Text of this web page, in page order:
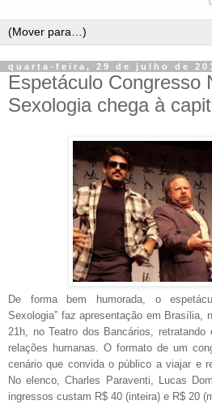
quarta-feira, 29 de julho de
Espetáculo Congresso
Sexologia chega à
De forma bem humorada, o
Sexologia” faz apresentação em Brasília,
21h, no Teatro dos Bancários,
relações humanas. O formato de um
cenário que convida o público a viajar e
No elenco, Charles Paraventi, Lucas
ingressos custam R$ 40 (inteira) e R$ 20